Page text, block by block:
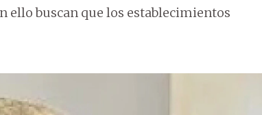
ello buscan que los establecimientos